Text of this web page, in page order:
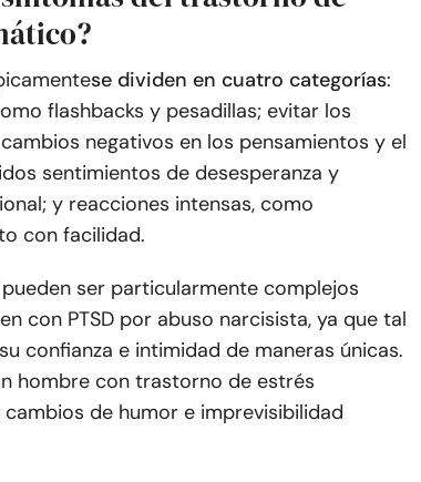
se dividen en cuatro categorías:
flashbacks y pesadillas; evitar los
negativos en los pensamientos y el
sentimientos de desesperanza y
y reacciones intensas, como
con facilidad.
pueden ser particularmente complejos
con PTSD por abuso narcisista, ya que tal
confianza e intimidad de maneras únicas.
hombre con trastorno de estrés
de humor e imprevisibilidad